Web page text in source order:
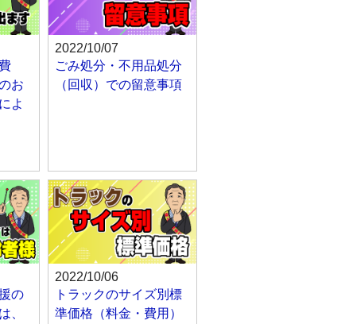
お
よ
2022/10/07
ごみ処分・不用品処分
（回収）での留意事項
の
、
2022/10/06
トラックのサイズ別標
準価格（料金・費用）